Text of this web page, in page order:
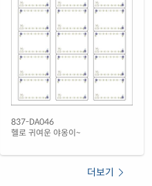
837-DA046
헬로 귀여운 야옹이~
더보기